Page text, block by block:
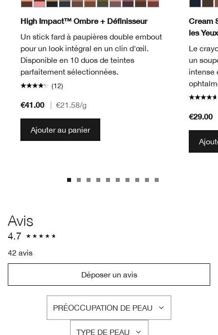
High Impact™ Ombre + Définisseur
Un stick fard à paupières double embout
pour un look intégral en un clin d'œil.
Disponible en 10 duos de teintes
parfaitement sélectionnées.
(12)
€41.00 €21.58/g
Ajouter au panier
Cream
les Yeux
Le
un
intense
€29.00
Avis
4.7
42 avis
Déposer un avis
PRÉOCCUPATION DE PEAU
FRANÇAIS
TYPE DE PEAU